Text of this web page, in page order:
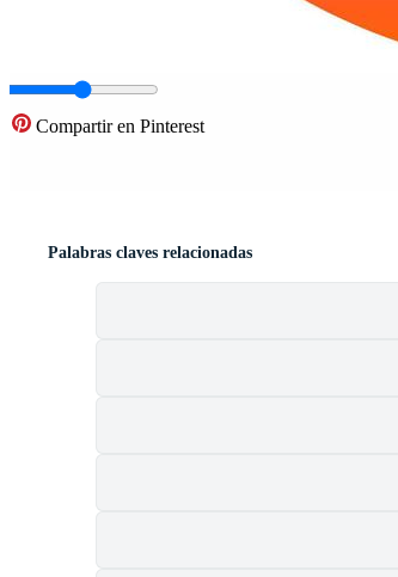
Compartir en Pinterest
Palabras claves relacionadas